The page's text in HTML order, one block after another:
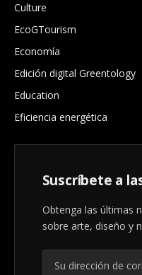
Culture
EcoGTourism
Economía
Edición digital Greentology
Education
Eficiencia energética
Suscríbete a
Obtenga las últimas
sobre arte, diseño y